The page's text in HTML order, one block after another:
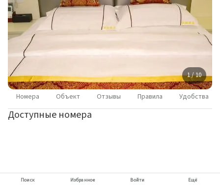
1 / 10
Номера Объект Отзывы Правила Удобства
Доступные номера
Поиск Избранное Войти Ещё